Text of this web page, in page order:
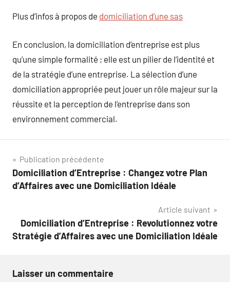
Plus d’infos à propos de domiciliation d’une sas
En conclusion, la domiciliation d’entreprise est plus
qu’une simple formalité ; elle est un pilier de l’identité et
de la stratégie d’une entreprise. La sélection d’une
domiciliation appropriée peut jouer un rôle majeur sur la
réussite et la perception de l’entreprise dans son
environnement commercial.
Navigation
de
Publication précédente
Domiciliation d’Entreprise : Changez votre Plan
d’Affaires avec une Domiciliation Idéale
Article suivant
Domiciliation d’Entreprise : Revolutionnez votre
Stratégie d’Affaires avec une Domiciliation Idéale
Laisser un commentaire